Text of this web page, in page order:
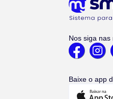
Nos siga nas
Baixe o app